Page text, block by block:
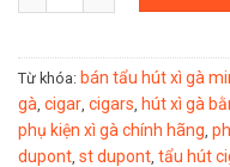
Từ khóa: bán tẩu hút xì gà
gà cigar cigars hút xì gà
phụ kiện xì gà chính hãng
dupont st dupont tẩu hút